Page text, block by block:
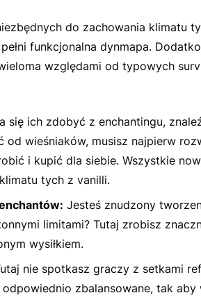
do zachowania klimatu
funkcjonalna dynmapa.
względami od typowych
się ich zdobyć z enchantingu,
od wieśniaków, musisz najpierw
i kupić dla siebie. Wszystkie
tych z vanilli.
Jesteś znudzony
limitami? Tutaj zrobisz
wysiłkiem.
nie spotkasz graczy z setkami
zbalansowane, tak aby